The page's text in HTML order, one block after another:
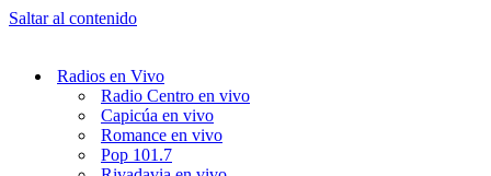
Saltar al contenido
Radios en Vivo
Radio Centro en vivo
Capicúa en vivo
Romance en vivo
Pop 101.7